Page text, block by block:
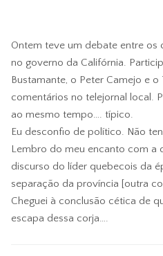
Ontem teve um debate entre os
no governo da Califórnia.
Bustamante, o Peter Camejo e
comentários no telejornal local.
ao mesmo tempo…. típico.
Eu desconfio de político. Não
Lembro do meu encanto com a
discurso do líder quebecois da
separação da província [outra
Cheguei à conclusão cética de
escapa dessa corja….